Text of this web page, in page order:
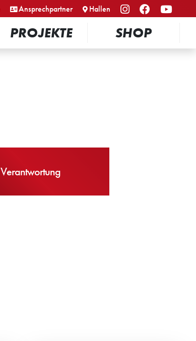
Ansprechpartner Hallen
PROJEKTE SHOP
Verantwortung